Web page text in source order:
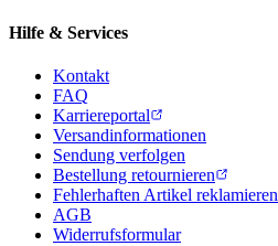
Hilfe & Services
Kontakt
FAQ
Karriereportal
Versandinformationen
Sendung verfolgen
Bestellung retournieren
Fehlerhaften Artikel reklamieren
AGB
Widerrufsformular